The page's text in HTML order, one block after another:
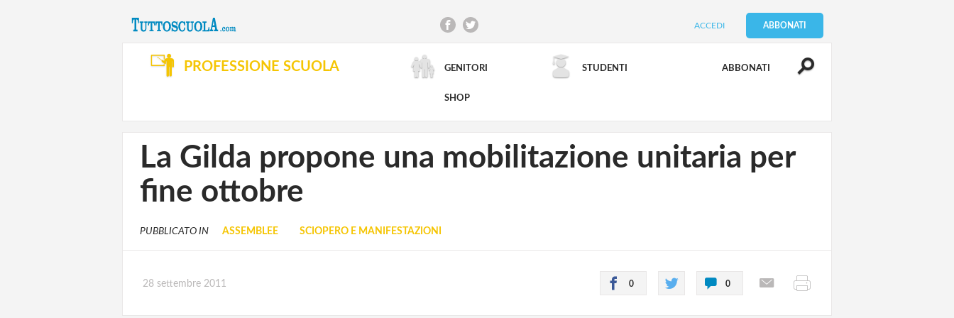
ACCEDI ABBONATI
PROFESSIONE SCUOLA GENITORI STUDENTI ABBONATI
SHOP
RICERCA AVANZATA
La Gilda propone una mobilitazione unitaria per
fine ottobre
PUBBLICATO IN ASSEMBLEE SCIOPERO E MANIFESTAZIONI
28 settembre 2011 0 0